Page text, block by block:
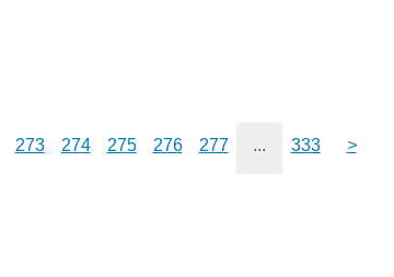
273 274 275 276 277 ... 333 >